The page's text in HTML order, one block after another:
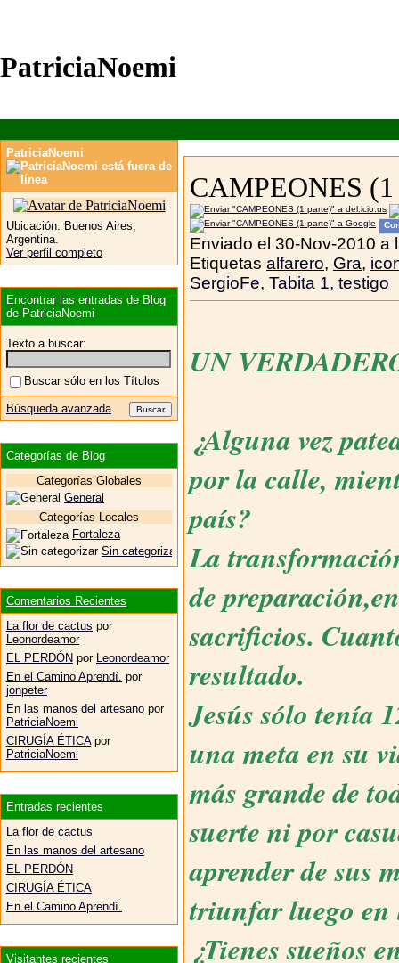
PatriciaNoemi
CAMPEONES (1
Enviado el 30-Nov-2010 a
Etiquetas alfarero, Gra,
SergioFe, Tabita 1, testigo
UN
¿Alguna vez
por la calle,
país?
La
de
sacrificios.
resultado.
Jesús sólo tenía
una meta en su
más grande de
suerte ni por
aprender de sus
triunfar luego en
¿Tienes sueños
PatriciaNoemi
Ubicación: Buenos Aires,
Argentina.
Ver perfil completo
Encontrar las entradas de Blog
de PatriciaNoemi
Texto a buscar:
Buscar sólo en los Títulos
Búsqueda avanzada
Categorías de Blog
Categorías Globales
General
Categorías Locales
Fortaleza
Sin categorizar
Comentarios Recientes
La flor de cactus por
Leonordeamor
EL PERDÓN por Leonordeamor
En el Camino Aprendí. por
jonpeter
En las manos del artesano por
PatriciaNoemi
CIRUGÍA ÉTICA por
PatriciaNoemi
Entradas recientes
La flor de cactus
En las manos del artesano
EL PERDÓN
CIRUGÍA ÉTICA
En el Camino Aprendí.
Visitantes recientes